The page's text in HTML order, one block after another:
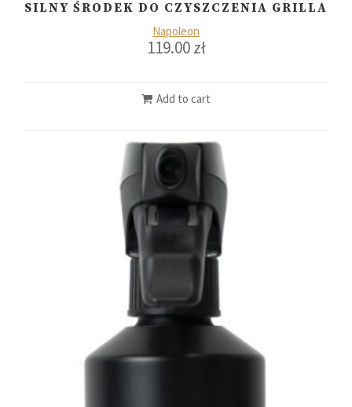
SILNY ŚRODEK DO CZYSZCZENIA GRILLA
Napoleon
119.00zł
Add to cart